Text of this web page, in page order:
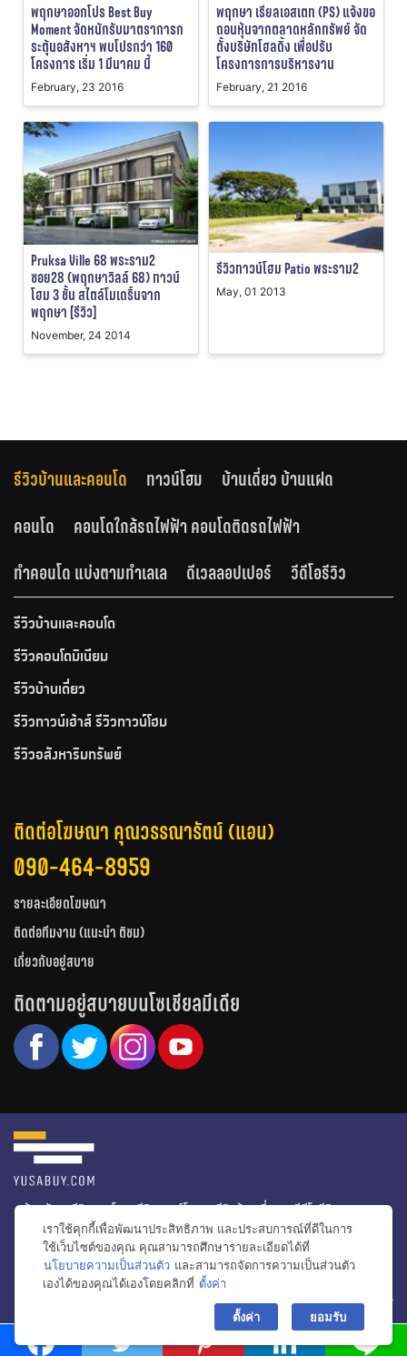
พฤกษาออกโปร Best Buy
Moment จัดหนักรับมาตราการก
ระตุ้นอสังหาฯ พบโปรกว่า 160
โครงการ เริ่ม 1 มีนาคม นี้
February, 23 2016
พฤกษา เรียลเอสเตท (PS) แจ้งขอ
ถอนหุ้นจากตลาดหลักทรัพย์ จัด
ตั้งบริษัทโฮลดิ้ง เพื่อปรับ
โครงการการบริหารงาน
February, 21 2016
Pruksa Ville 68 พระราม2
ซอย28 (พฤกษาวิลล์ 68) ทาวน์
โฮม 3 ชั้น สไตล์โมเดริ์นจาก
พฤกษา [รีวิว]
November, 24 2014
รีวิวทาวน์โฮม Patio พระราม2
May, 01 2013
รีวิวบ้านและคอนโด ทาวน์โฮม
บ้านเดี่ยว บ้านแฝด
คอนโด
คอนโดใกล้รถไฟฟ้า คอนโดติดรถไฟฟ้า
ทำคอนโด แบ่งตามทำเลเล
ดีเวลลอปเปอร์ วีดีโอรีวิว
รีวิวบ้านและคอนโด
รีวิวคอนโดมิเนียม
รีวิวบ้านเดี่ยว
รีวิวทาวน์เฮ้าส์ รีวิวทาวน์โฮม
รีวิวอสังหาริมทรัพย์
ติดต่อโฆษณา คุณวรรณารัตน์ (แอน)
090-464-8959
รายละเอียดโฆษณา
ติดต่อทีมงาน (แนะนำ ติชม)
เกี่ยวกับอยู่สบาย
ติดตามอยู่สบายบนโซเชียลมีเดีย
หน้าหลัก รีวิวคอนโด รีวิวทาวน์โฮม รีวิวบ้านเดี่ยว
วีดีโอรีวิว
ไอเดียแต่งบ้าน
ข่าวอสังหาริมทรัพย์
โปรโมชั่นบ้านและคอนโด
โครงการน่าสนใจ
© สงวนลิขสิทธิ์ 2556-2564
เราใช้คุกกี้เพื่อพัฒนาประสิทธิภาพ และประสบการณ์ที่ดีในการ
ใช้เว็บไซต์ของคุณ คุณสามารถศึกษารายละเอียดได้ที่
นโยบายความเป็นส่วนตัว และสามารถจัดการความเป็นส่วนตัว
เองได้ของคุณได้เองโดยคลิกที่ ตั้งค่า
ตั้งค่า ยอมรับ